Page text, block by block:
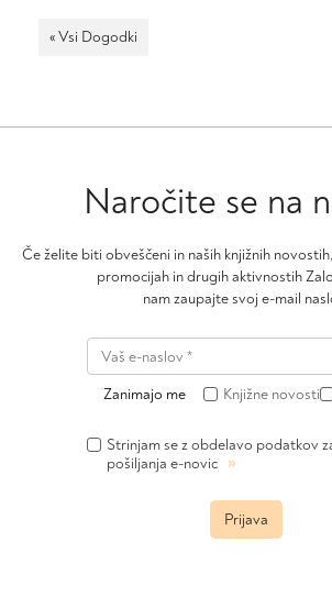
« Vsi Dogodki
Naročite se na
Če želite biti obveščeni in naših knjižnih
promocijah in drugih aktivnostih
nam zaupajte svoj e-mail
Zanimajo me Knjižne novosti
Strinjam se z obdelavo podatkov
pošiljanja e-novic »
Prijava